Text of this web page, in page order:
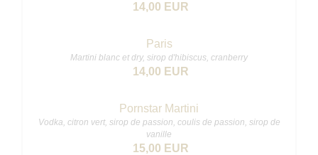
14,00 EUR
Paris
Martini blanc et dry, sirop d'hibiscus, cranberry
14,00 EUR
Pornstar Martini
Vodka, citron vert, sirop de passion, coulis de passion, sirop de
vanille
15,00 EUR